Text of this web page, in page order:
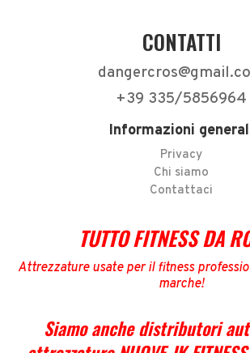
CONTATTI
+39 335/5856964
Informazioni
Privacy
Chi siamo
Contattaci
TUTTO FITNESS DA
Attrezzature usate per il fitness
marche!
Siamo anche distributori